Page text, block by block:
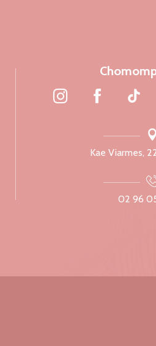
Kae Viarmes,
02 96